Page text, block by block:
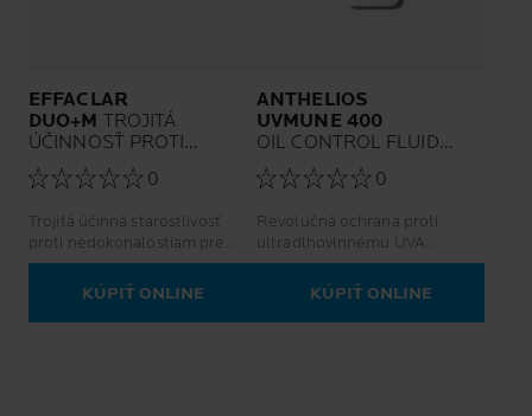
EFFACLAR
DUO+M TROJITÁ
ÚČINNOSŤ PROTI
NEDOKONALOSTIAM
0
Trojitá účinná starostlivosť
proti nedokonalostiam pre
mastnú pleť so sklonom k
akné, založená na vedeckých
KÚPIŤ ONLINE
ANTHELIOS
UVMUNE 400
OIL CONTROL FLUID
SPF50+
0
Revolučná ochrana proti
ultradlhovlnnému UVA
žiareniu.
KÚPIŤ ONLINE